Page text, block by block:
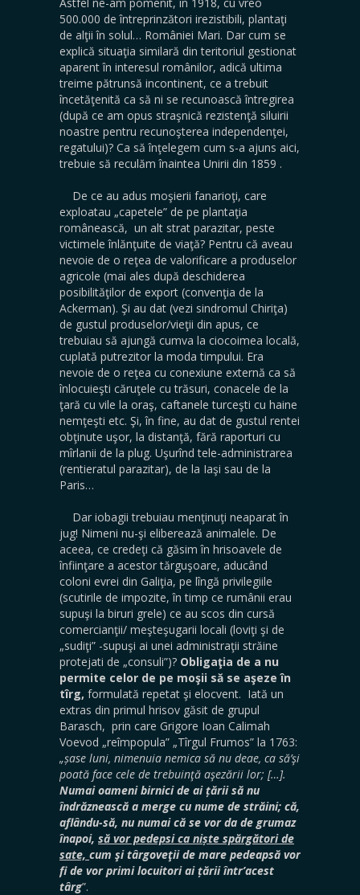
500.000 de întreprinzători irezistibili, plantaţi
de alţii în solul… României Mari. Dar cum se
explică situaţia similară din teritoriul gestionat
aparent în interesul românilor, adică ultima
treime pătrunsă incontinent, ce a trebuit
încetăţenită ca să ni se recunoască întregirea
(după ce am opus straşnică rezistenţă siluirii
noastre pentru recunoşterea independenţei,
regatului)? Ca să înţelegem cum s-a ajuns aici,
trebuie să reculăm înaintea Unirii din 1859 .
De ce au adus moşierii fanarioţi, care
exploatau „capetele” de pe plantaţia
românească, un alt strat parazitar, peste
victimele înlănţuite de viaţă? Pentru că aveau
nevoie de o reţea de valorificare a produselor
agricole (mai ales după deschiderea
posibilităţilor de export (convenţia de la
Ackerman). Şi au dat (vezi sindromul Chiriţa)
de gustul produselor/vieţii din apus, ce
trebuiau să ajungă cumva la ciocoimea locală,
cuplată putrezitor la moda timpului. Era
nevoie de o reţea cu conexiune externă ca să
înlocuieşti căruţele cu trăsuri, conacele de la
ţară cu vile la oraş, caftanele turceşti cu haine
nemţeşti etc. Şi, în fine, au dat de gustul rentei
obţinute uşor, la distanţă, fără raporturi cu
mîrlanii de la plug. Uşurînd tele-administrarea
(rentieratul parazitar), de la Iaşi sau de la
Paris…
Dar iobagii trebuiau menţinuţi neaparat în
jug! Nimeni nu-şi eliberează animalele. De
aceea, ce credeţi că găsim în hrisoavele de
înfiinţare a acestor tărguşoare, aducând
coloni evrei din Galiţia, pe lîngă privilegiile
(scutirile de impozite, în timp ce rumânii erau
supuşi la biruri grele) ce au scos din cursă
comercianţii/ meşteşugarii locali (loviţi şi de
„sudiţi” -supuşi ai unei administraţii străine
protejati de „consuli”)? Obligaţia de a nu
permite celor de pe moşii să se aşeze în
tîrg, formulată repetat şi elocvent. Iată un
extras din primul hrisov găsit de grupul
Barasch, prin care Grigore Ioan Calimah
Voevod „reîmpopula” „Tîrgul Frumos” la 1763:
„șase luni, nimenuia nemica să nu deae, ca să’şi
poată face cele de trebuinţă aşezării lor; […].
Numai oameni birnici de ai țării să nu
îndrăznească a merge cu nume de străini; că,
aflându-să, nu numai că se vor da de grumaz
înapoi, să vor pedepsi ca niște spărgători de
sate, cum şi târgoveţii de mare pedeapsă vor
fi de vor primi locuitori ai țării într’acest
târg”.